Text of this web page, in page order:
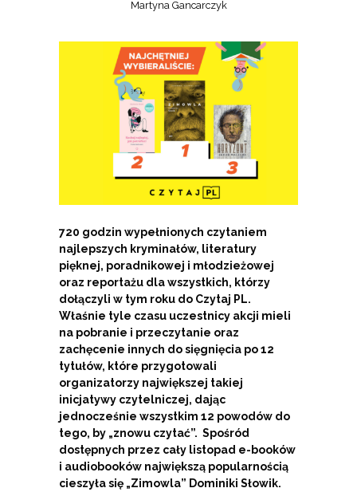
Martyna Gancarczyk
720 godzin wypełnionych czytaniem
najlepszych kryminałów, literatury
pięknej, poradnikowej i młodzieżowej
oraz reportażu dla wszystkich, którzy
dołączyli w tym roku do Czytaj PL.
Właśnie tyle czasu uczestnicy akcji mieli
na pobranie i przeczytanie oraz
zachęcenie innych do sięgnięcia po 12
tytułów, które przygotowali
organizatorzy największej takiej
inicjatywy czytelniczej, dając
jednocześnie wszystkim 12 powodów do
tego, by „znowu czytać”. Spośród
dostępnych przez cały listopad e-booków
i audiobooków największą popularnością
cieszyła się „Zimowla” Dominiki Słowik.